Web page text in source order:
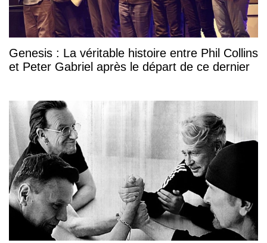
Genesis : La véritable histoire entre Phil Collins
et Peter Gabriel après le départ de ce dernier